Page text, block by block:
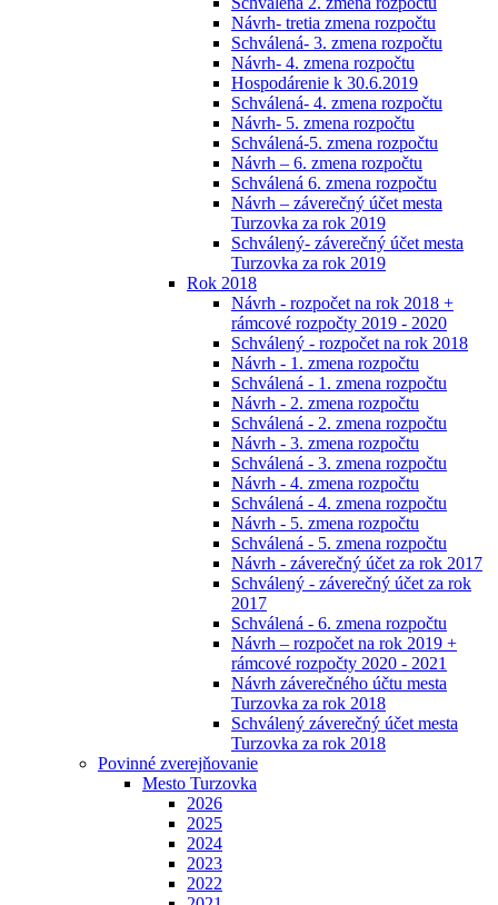
Návrh- tretia zmena rozpočtu
Schválená- 3. zmena rozpočtu
Návrh- 4. zmena rozpočtu
Hospodárenie k 30.6.2019
Schválená- 4. zmena rozpočtu
Návrh- 5. zmena rozpočtu
Schválená-5. zmena rozpočtu
Návrh – 6. zmena rozpočtu
Schválená 6. zmena rozpočtu
Návrh – záverečný účet mesta
Turzovka za rok 2019
Schválený- záverečný účet mesta
Turzovka za rok 2019
Rok 2018
Návrh - rozpočet na rok 2018 +
rámcové rozpočty 2019 - 2020
Schválený - rozpočet na rok 2018
Návrh - 1. zmena rozpočtu
Schválená - 1. zmena rozpočtu
Návrh - 2. zmena rozpočtu
Schválená - 2. zmena rozpočtu
Návrh - 3. zmena rozpočtu
Schválená - 3. zmena rozpočtu
Návrh - 4. zmena rozpočtu
Schválená - 4. zmena rozpočtu
Návrh - 5. zmena rozpočtu
Schválená - 5. zmena rozpočtu
Návrh - záverečný účet za rok 2017
Schválený - záverečný účet za rok
2017
Schválená - 6. zmena rozpočtu
Návrh – rozpočet na rok 2019 +
rámcové rozpočty 2020 - 2021
Návrh záverečného účtu mesta
Turzovka za rok 2018
Schválený záverečný účet mesta
Turzovka za rok 2018
Povinné zverejňovanie
Mesto Turzovka
2026
2025
2024
2023
2022